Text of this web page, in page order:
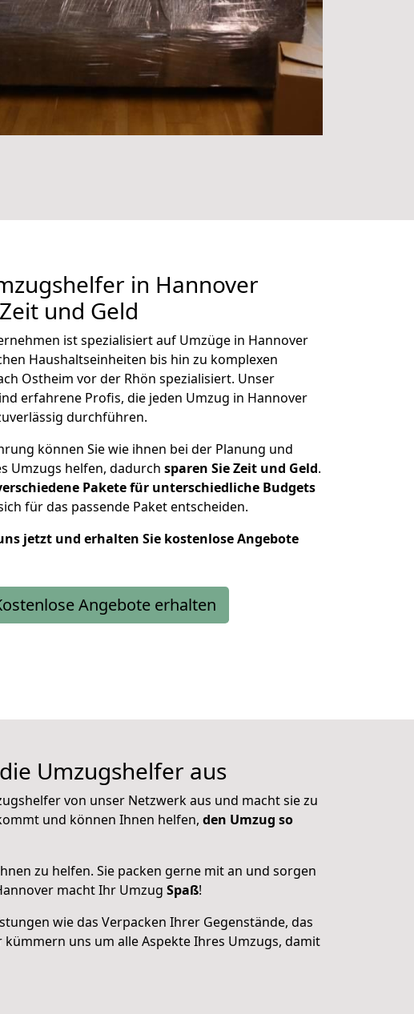
in Hannover
und Geld
ist spezialisiert auf Umzüge in Hannover
Haushaltseinheiten bis hin zu komplexen
Ostheim vor der Rhön spezialisiert. Unser
erfahrene Profis, die jeden Umzug in Hannover
durchführen.
können Sie wie ihnen bei der Planung und
Umzugs helfen, dadurch sparen Sie Zeit und Geld.
Pakete für unterschiedliche Budgets
für das passende Paket entscheiden.
jetzt und erhalten Sie kostenlose Angebote
Angebote erhalten
Umzugshelfer aus
von unser Netzwerk aus und macht sie zu
und können Ihnen helfen, den Umzug so
zu helfen. Sie packen gerne mit an und sorgen
macht Ihr Umzug Spaß!
wie das Verpacken Ihrer Gegenstände, das
uns um alle Aspekte Ihres Umzugs, damit